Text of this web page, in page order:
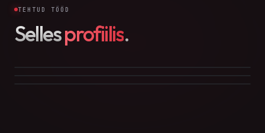
TEHTUD TÖÖD
Sellesprofiilis.